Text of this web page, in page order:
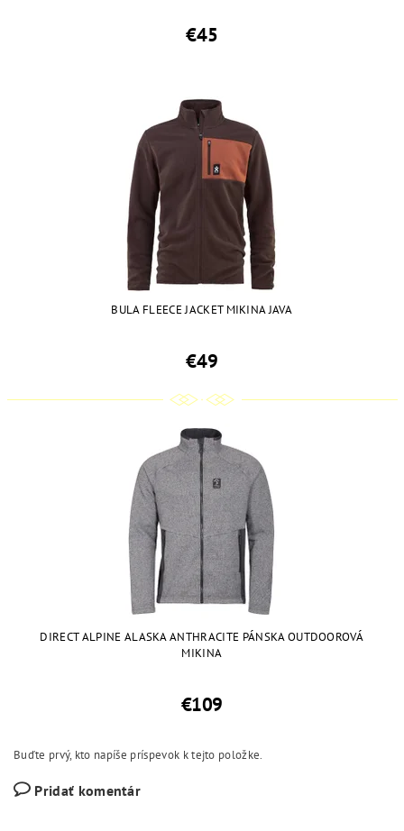
€45
BULA FLEECE JACKET MIKINA JAVA
€49
DIRECT ALPINE ALASKA ANTHRACITE PÁNSKA OUTDOOROVÁ
MIKINA
€109
Buďte prvý, kto napíše príspevok k tejto položke.
Pridať komentár